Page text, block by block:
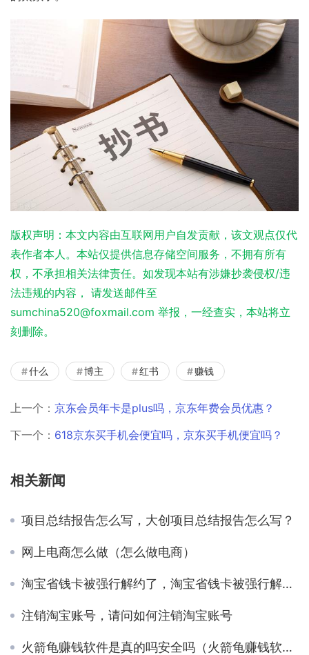
版权声明：本文内容由互联网用户自发贡献，该文观点仅代
表作者本人。本站仅提供信息存储空间服务，不拥有所有
权，不承担相关法律责任。如发现本站有涉嫌抄袭侵权/违
法违规的内容， 请发送邮件至
sumchina520@foxmail.com 举报，一经查实，本站将立
刻删除。
什么 博主 红书 赚钱
上一个： 京东会员年卡是plus吗，京东年费会员优惠？
下一个： 618京东买手机会便宜吗，京东买手机便宜吗？
相关新闻
项目总结报告怎么写，大创项目总结报告怎么写？
网上电商怎么做（怎么做电商）
淘宝省钱卡被强行解约了，淘宝省钱卡被强行解约了还能恢复吗？
注销淘宝账号，请问如何注销淘宝账号
火箭龟赚钱软件是真的吗安全吗（火箭龟赚钱软件是真的吗_一天能赚多少）